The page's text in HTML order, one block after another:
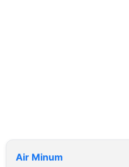
Air Minum